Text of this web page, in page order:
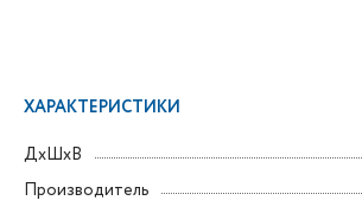
ХАРАКТЕРИСТИКИ
ДxШxВ
Производитель